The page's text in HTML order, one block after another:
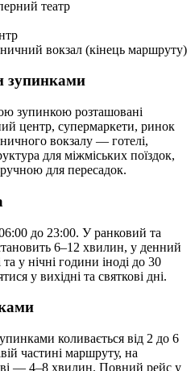
театр
вокзал (кінець маршруту)
зупинками
зупинкою розташовані
центр, супермаркети, ринок
вокзалу — готелі,
для міжміських поїздок,
для пересадок.
до 23:00. У ранковий та
6–12 хвилин, у денний
у нічні години іноді до 30
у вихідні та святкові дні.
коливається від 2 до 6
частині маршруту, на
— 4–8 хвилин. Повний рейс у